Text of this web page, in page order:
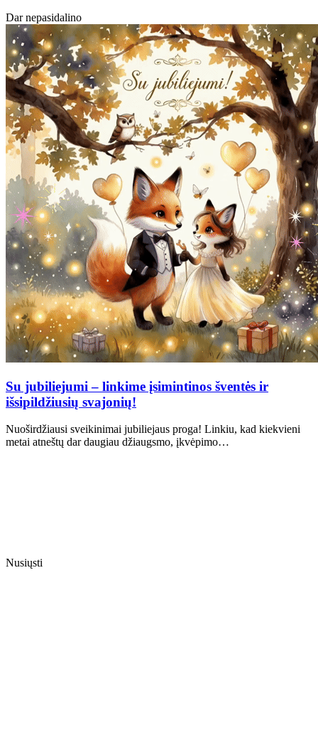
Dar nepasidalino
Su jubiliejumi – linkime įsimintinos šventės ir
išsipildžiusių svajonių!
Nuoširdžiausi sveikinimai jubiliejaus proga! Linkiu, kad kiekvieni
metai atneštų dar daugiau džiaugsmo, įkvėpimo…
Nusiųsti